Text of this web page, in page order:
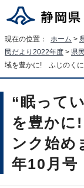
現在の位置： ホーム >
民だより2022年度 > 県
域を豊かに! ふじのくに
“眠って
を豊か
ンク始め
年10月号